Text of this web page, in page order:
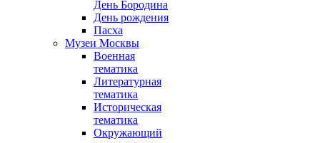
День Бородина
День рождения
Пасха
Музеи Москвы
Военная
тематика
Литературная
тематика
Историческая
тематика
Окружающий